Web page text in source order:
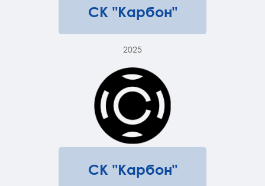
СК "Карбон"
2025
СК "Карбон"